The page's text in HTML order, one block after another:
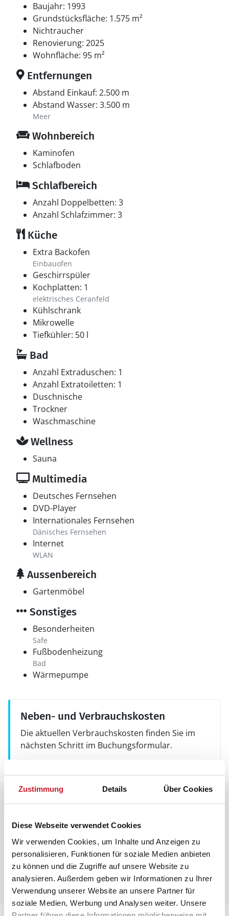
Zustimmung Details Über Cookies
Diese Webseite verwendet Cookies
Wir verwenden Cookies, um Inhalte und Anzeigen zu
personalisieren, Funktionen für soziale Medien anbieten
zu können und die Zugriffe auf unsere Website zu
analysieren. Außerdem geben wir Informationen zu Ihrer
Verwendung unserer Website an unsere Partner für
soziale Medien, Werbung und Analysen weiter. Unsere
Baujahr: 1993
Grundstücksfläche: 1.575 m²
Nichtraucher
Renovierung: 2025
Wohnfläche: 95 m²
Entfernungen
Abstand Einkauf: 2.500 m
Abstand Wasser: 3.500 m
Meer
Wohnbereich
Kaminofen
Schlafboden
Schlafbereich
Anzahl Doppelbetten: 3
Anzahl Schlafzimmer: 3
Küche
Extra Backofen
Einbauofen
Geschirrspüler
Kochplatten: 1
elektrisches Ceranfeld
Kühlschrank
Mikrowelle
Tiefkühler: 50 l
Bad
Anzahl Extraduschen: 1
Anzahl Extratoiletten: 1
Duschnische
Trockner
Waschmaschine
Wellness
Sauna
Multimedia
Deutsches Fernsehen
DVD-Player
Internationales Fernsehen
Dänisches Fernsehen
Internet
WLAN
Aussenbereich
Gartenmöbel
Sonstiges
Besonderheiten
Safe
Fußbodenheizung
Bad
Wärmepumpe
Neben- und Verbrauchskosten
Die aktuellen Verbrauchskosten finden Sie im
nächsten Schritt im Buchungsformular.
Raumaufteilung